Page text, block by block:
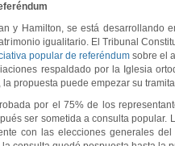
y Hamilton, se está desarrollando
igualitario. El Tribunal
popular de referéndumsobre el
respaldado por la Iglesia
la propuesta puede empezar su
por el 75% de los
ser sometida a consulta popular.
con las elecciones generales del